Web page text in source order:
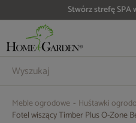
Stwórz strefę SPA
Do 25 000 zł zwrotu
Meble ogrodowe
Huśtawki
Fotel wiszący Timber Plus O-Zone